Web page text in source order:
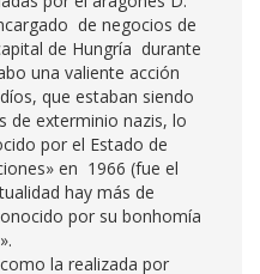
de negocios de
de Hungría durante
una valiente acción
que estaban siendo
de exterminio nazis, lo
por el Estado de
en 1966 (fue el
hay más de
por su bonhomía
la realizada por